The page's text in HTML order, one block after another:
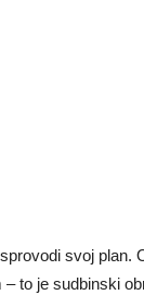
svoj plan.
– to je sudbinski